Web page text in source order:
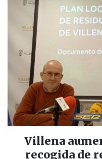
Villena
recogida de